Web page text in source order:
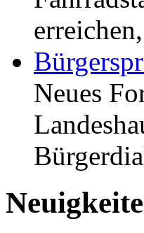
Neues